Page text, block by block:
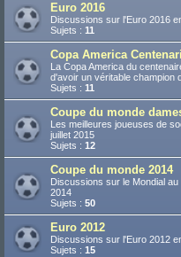
Euro 2016
Discussions sur l'Euro 2016
Sujets : 11
Copa America
La Copa America du
d'avoir un véritable champion
Sujets : 11
Coupe du monde
Les meilleures joueuses de
juillet 2015
Sujets : 12
Coupe du monde 2014
Discussions sur le Mondial
2014
Sujets : 50
Euro 2012
Discussions sur l'Euro 2012
Sujets : 15